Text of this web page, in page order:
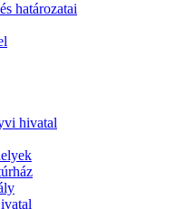
határozatai
hivatal